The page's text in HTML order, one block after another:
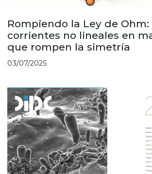
Rompiendo la Ley de Ohm:
corrientes no lineales en
que rompen la simetría
03/07/2025